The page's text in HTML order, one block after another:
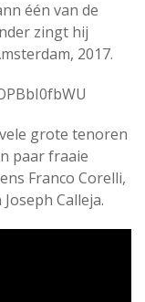
één van de
zingt hij
2017.
grote tenoren
paar fraaie
Franco Corelli,
Calleja.